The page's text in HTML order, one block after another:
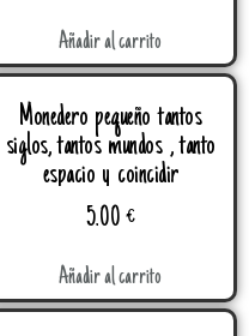
Añadir al carrito
Monedero pequeño tantos
siglos, tantos mundos , tanto
espacio y coincidir
5.00 €
Añadir al carrito